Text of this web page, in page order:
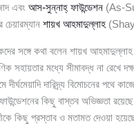
এবংআস-সুন্নাহ্ ফাউন্ডেশন (As-
শায়খ আহমাদুল্লাহ
সঙ্গে কথা বলেন শায়খ
সহায়তার মধ্যে সীমাবদ্ধ না রেখে
দীর্ঘমেয়াদি দারিদ্র্য বিমোচনের পথে
কিছু বাস্তব অভিজ্ঞতা
কিছু প্রস্তাব ও মতামত দেওয়া